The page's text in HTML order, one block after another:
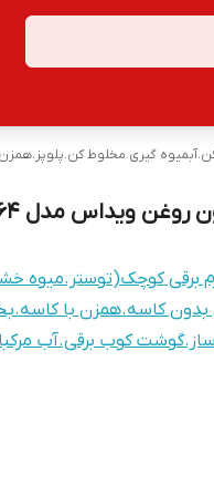
گیری.مخلوط
ویداس مدل 5864
برقی کوچک(توستر.میوه
بدون کاسه.همزن با
کوب برقی.آب